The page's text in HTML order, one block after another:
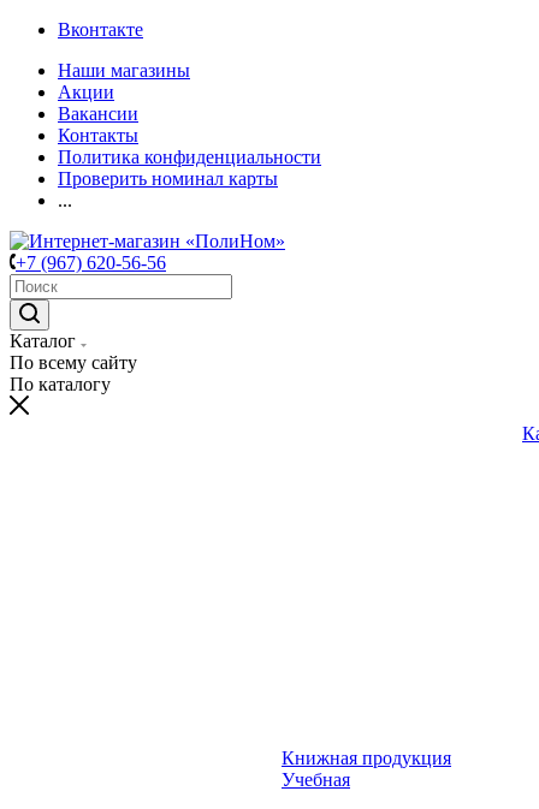
Вконтакте
Наши магазины
Акции
Вакансии
Контакты
Политика конфиденциальности
Проверить номинал карты
...
+7 (967) 620-56-56
Каталог
По всему сайту
По каталогу
Книжная продукция
Учебная